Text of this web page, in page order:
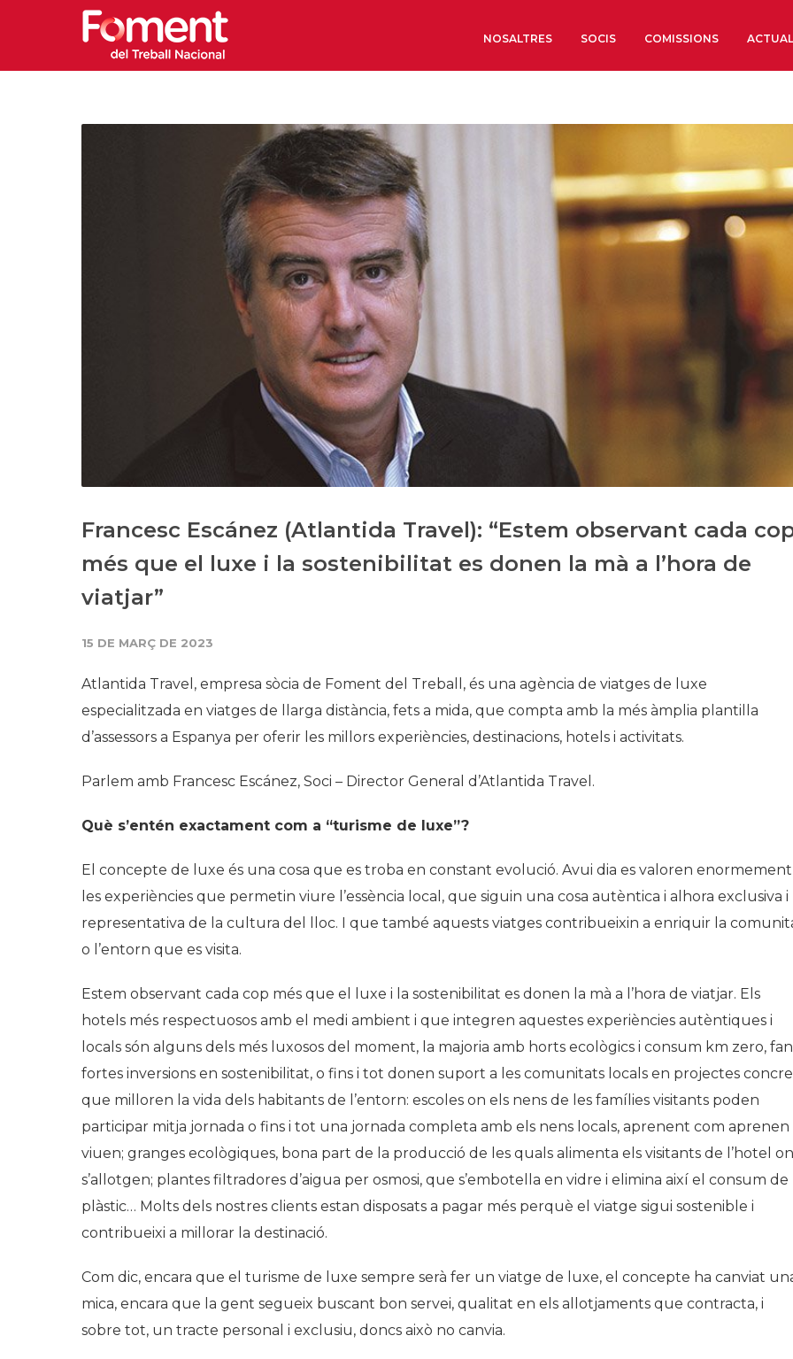
NOSALTRES
Òrgans Consultius
Estructura Executiva
Institut d’Estudis
Organitzacions
SOCIS COMISSIONS
Francesc Escánez (Atlantida Travel): “Estem observant cada
més que el luxe i la sostenibilitat es donen la mà a l’hora de
viatjar”
15 DE MARÇ DE 2023
Atlantida Travel, empresa sòcia de Foment del Treball, és una agència de viatges de luxe
especialitzada en viatges de llarga distància, fets a mida, que compta amb la més àmplia plantilla
d’assessors a Espanya per oferir les millors experiències, destinacions, hotels i activitats.
Parlem amb Francesc Escánez, Soci – Director General d’Atlantida Travel.
Què s’entén exactament com a “turisme de luxe”?
El concepte de luxe és una cosa que es troba en constant evolució. Avui dia es valoren enormement
les experiències que permetin viure l’essència local, que siguin una cosa autèntica i alhora exclusiva i
representativa de la cultura del lloc. I que també aquests viatges contribueixin a enriquir la
o l’entorn que es visita.
Estem observant cada cop més que el luxe i la sostenibilitat es donen la mà a l’hora de viatjar. Els
hotels més respectuosos amb el medi ambient i que integren aquestes experiències autèntiques i
locals són alguns dels més luxosos del moment, la majoria amb horts ecològics i consum km zero, fan
fortes inversions en sostenibilitat, o fins i tot donen suport a les comunitats locals en projectes
que milloren la vida dels habitants de l’entorn: escoles on els nens de les famílies visitants poden
participar mitja jornada o fins i tot una jornada completa amb els nens locals, aprenent com aprenen
viuen; granges ecològiques, bona part de la producció de les quals alimenta els visitants de l’hotel on
s’allotgen; plantes filtradores d’aigua per osmosi, que s’embotella en vidre i elimina així el consum de
plàstic… Molts dels nostres clients estan disposats a pagar més perquè el viatge sigui sostenible i
contribueixi a millorar la destinació.
Com dic, encara que el turisme de luxe sempre serà fer un viatge de luxe, el concepte ha canviat
mica, encara que la gent segueix buscant bon servei, qualitat en els allotjaments que contracta, i
sobre tot, un tracte personal i exclusiu, doncs això no canvia.